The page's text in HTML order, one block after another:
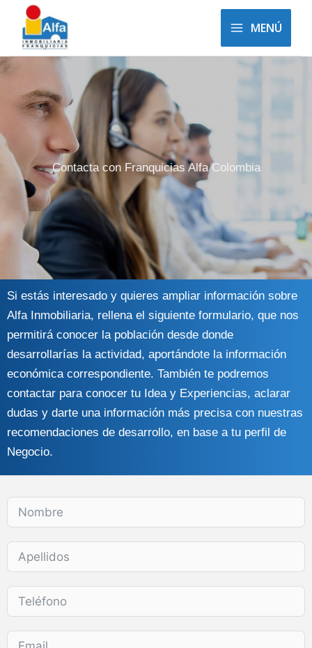
contenido
MENÚ
Contacta con Franquicias Alfa Colombia
Si estás interesado y quieres ampliar información sobre
Alfa Inmobiliaria, rellena el siguiente formulario, que nos
permitirá conocer la población desde donde
desarrollarías la actividad, aportándote la información
económica correspondiente. También te podremos
contactar para conocer tu Idea y Experiencias, aclarar
dudas y darte una información más precisa con nuestras
recomendaciones de desarrollo, en base a tu perfil de
Negocio.